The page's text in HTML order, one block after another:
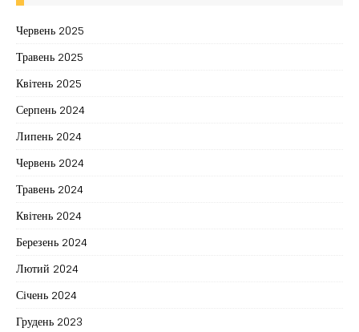
Червень 2025
Травень 2025
Квітень 2025
Серпень 2024
Липень 2024
Червень 2024
Травень 2024
Квітень 2024
Березень 2024
Лютий 2024
Січень 2024
Грудень 2023